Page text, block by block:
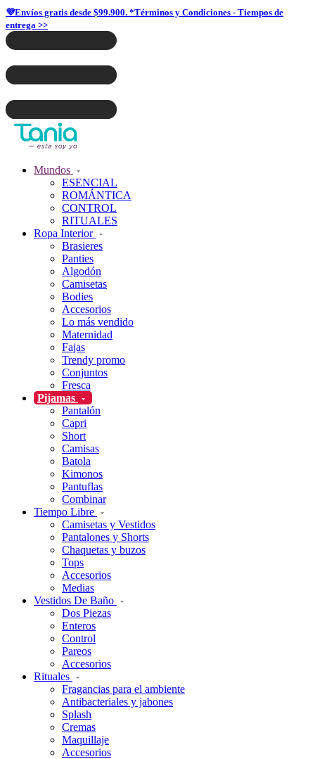
💜Envíos gratis desde $99.900. *Términos y Condiciones - Tiempos de
entrega >>
Mundos
ESENCIAL
ROMÁNTICA
CONTROL
RITUALES
Ropa Interior
Brasieres
Panties
Algodón
Camisetas
Bodies
Accesorios
Lo más vendido
Maternidad
Fajas
Trendy promo
Conjuntos
Fresca
Pijamas
Pantalón
Capri
Short
Camisas
Batola
Kimonos
Pantuflas
Combinar
Tiempo Libre
Camisetas y Vestidos
Pantalones y Shorts
Chaquetas y buzos
Tops
Accesorios
Medias
Vestidos De Baño
Dos Piezas
Enteros
Control
Pareos
Accesorios
Rituales
Fragancias para el ambiente
Antibacteriales y jabones
Splash
Cremas
Maquillaje
Accesorios